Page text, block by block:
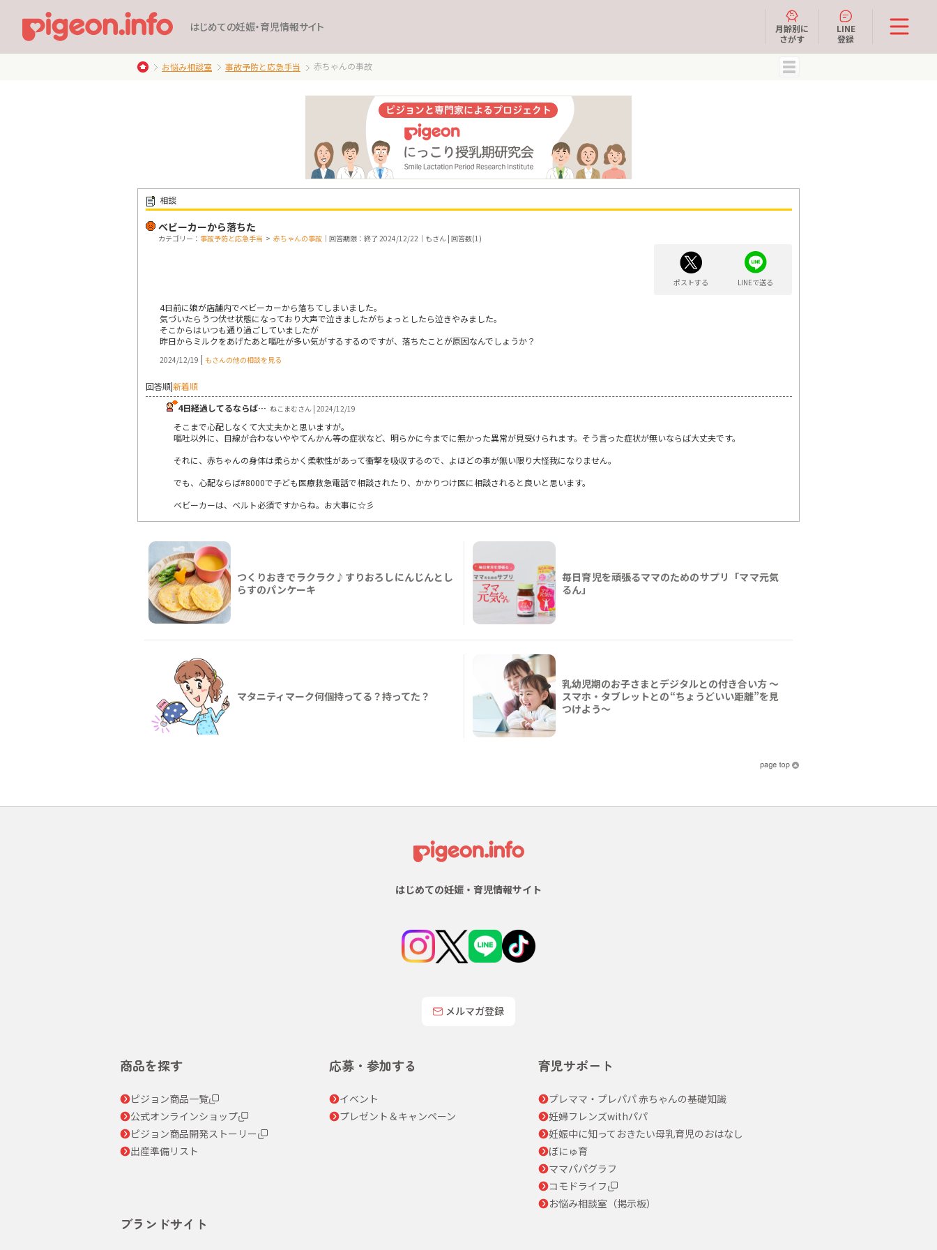
はじめての妊娠・育児情報サイト
月齢別に
さがす
LINE
登録
お悩み相談室 事故予防と応急手当 赤ちゃんの事故
相談
ベビーカーから落ちた
カテゴリー： 事故予防と応急手当 > 赤ちゃんの事故 ｜回答期限：終了 2024/12/22｜もさん | 回答数(1)
ポストする LINEで送る
4日前に娘が店舗内でベビーカーから落ちてしまいました。
気づいたらうつ伏せ状態になっており大声で泣きましたがちょっとしたら泣きやみました。
そこからはいつも通り過ごしていましたが
昨日からミルクをあげたあと嘔吐が多い気がするするのですが、落ちたことが原因なんでしょうか？
2024/12/19 | もさんの他の相談を見る
回答順|新着順
4日経過してるならば… ねこまむさん | 2024/12/19
そこまで心配しなくて大丈夫かと思いますが。
嘔吐以外に、目線が合わないややてんかん等の症状など、明らかに今までに無かった異常が見受けられます。そう言った症状が無いならば大丈夫です。
それに、赤ちゃんの身体は柔らかく柔軟性があって衝撃を吸収するので、よほどの事が無い限り大怪我になりません。
でも、心配ならば#8000で子ども医療救急電話で相談されたり、かかりつけ医に相談されると良いと思います。
ベビーカーは、ベルト必須ですからね。お大事に☆彡
つくりおきでラクラク♪すりおろしにんじんとし
らすのパンケーキ
毎日育児を頑張るママのためのサプリ「ママ元気
るん」
マタニティマーク何個持ってる？持ってた？
乳幼児期のお子さまとデジタルとの付き合い方 ～
スマホ・タブレットとの“ちょうどいい距離”を見
つけよう〜
はじめての妊娠・育児情報サイト
メルマガ登録
商品を探す
ピジョン商品一覧
公式オンラインショップ
ピジョン商品開発ストーリー
出産準備リスト
応募・参加する
イベント
プレゼント＆キャンペーン
育児サポート
プレママ・プレパパ 赤ちゃんの基礎知識
妊婦フレンズwithパパ
妊娠中に知っておきたい母乳育児のおはなし
ぼにゅ育
ママパパグラフ
コモドライフ
お悩み相談室（掲示板）
ブランドサイト